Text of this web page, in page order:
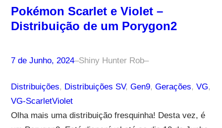
Pokémon Scarlet e Violet –
Distribuição de um Porygon2
7 de Junho, 2024–Shiny Hunter Rob–
Distribuições, Distribuições SV, Gen9, Gerações, VG
VG-ScarletViolet
Olha mais uma distribuição fresquinha! Desta vez, é